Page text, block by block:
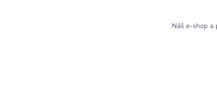
Náš e-shop a